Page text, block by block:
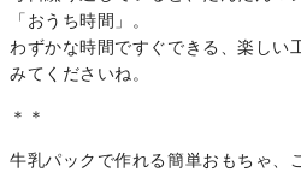
「おうち時間」。
わずかな時間ですぐできる、楽しい
みてくださいね。
＊＊
牛乳パックで作れる簡単おもちゃ、